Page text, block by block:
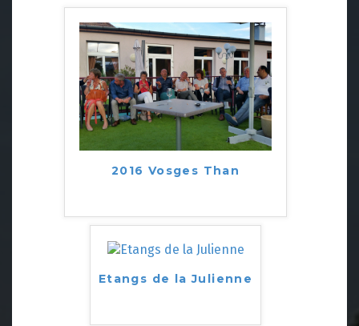
2016 Vosges Than
Etangs de la Julienne